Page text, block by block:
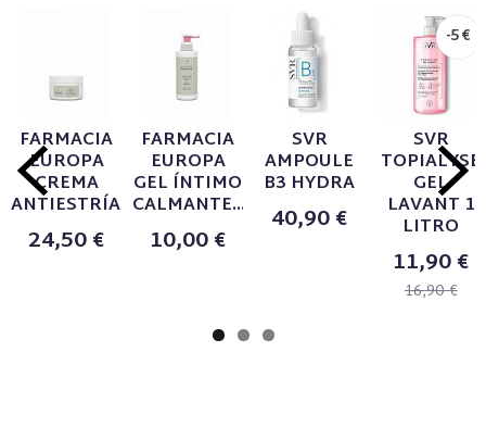
FARMACIA
EUROPA
CREMA
ANTIESTRÍAS...
24,50 €
FARMACIA
EUROPA
GEL ÍNTIMO
CALMANTE...
10,00 €
SVR
AMPOULE
B3 HYDRA
40,90 €
-5 €
SVR
TOPIALYSE
GEL
LAVANT 1
LITRO
11,90 €
16,90 €